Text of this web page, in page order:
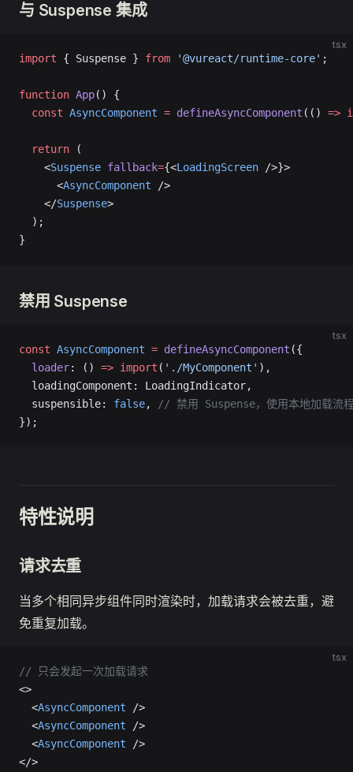
与 Suspense 集成
tsx
import { Suspense } from '@vureact/runtime-core' ;
function App() {
  const
AsyncComponent = defineAsyncComponent (() =>
  return
(
    <
Suspense fallback={<LoadingScreen />}>
      <
AsyncComponent />
    </
Suspense>
  );
}
禁用 Suspense
tsx
const AsyncComponent = defineAsyncComponent ({
  loader
: () => import ( './MyComponent' ),
  loadingComponent: LoadingIndicator,
  suspensible:
false,
// 禁用 Suspense，使用本地加载流
});
特性说明
请求去重
当多个相同异步组件同时渲染时，加载请求会被去重，避
免重复加载。
tsx
// 只会发起一次加载请求
<>
  <
AsyncComponent />
  <
AsyncComponent />
  <
AsyncComponent />
</>